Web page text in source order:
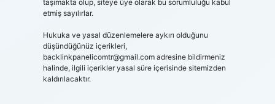
taşımakta olup, siteye üye olarak bu sorumluluğu kabul
etmiş sayılırlar.
Hukuka ve yasal düzenlemelere aykırı olduğunu
düşündüğünüz içerikleri,
backlinkpanelicomtr@gmail.comadresine bildirmeniz
halinde, ilgili içerikler yasal süre içerisinde sitemizden
kaldırılacaktır.